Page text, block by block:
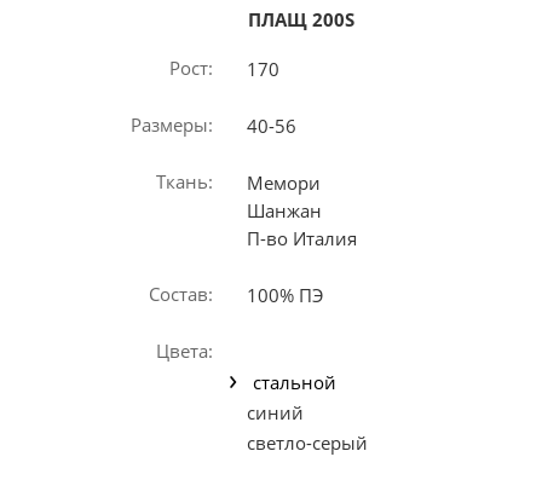
ПЛАЩ 200S
Рост:
170
Размеры: 40-56
Ткань:
Мемори
Шанжан
П-во Италия
Состав: 100% ПЭ
Цвета:
стальной
синий
светло-серый